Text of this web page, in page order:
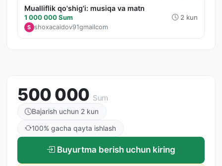
Mualliflik qo'shig'i: musiqa va matn
1 000 000 Sum 2 kun
S shoxacaidov91gmailcom
500 000 Sum
Bajarish uchun 2 kun
100% gacha qayta ishlash
Buyurtma berish uchun kiring